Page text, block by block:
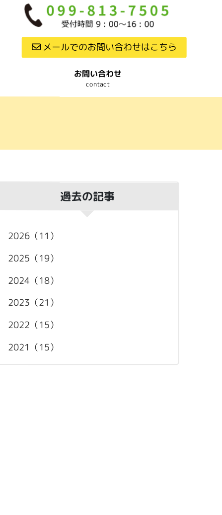
メールでのお問い合わせはこちら
お問い合わせ
contact
過去の記事
2026（11）
2025（19）
2024（18）
2023（21）
2022（15）
2021（15）